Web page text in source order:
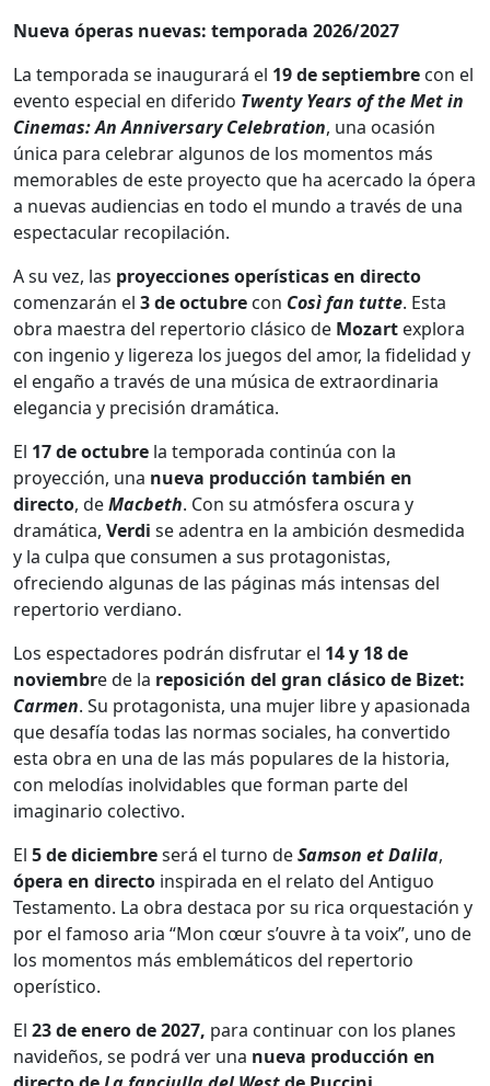
Nueva óperas nuevas: temporada 2026/2027
La temporada se inaugurará el 19 de septiembre con el
evento especial en diferido Twenty Years of the Met in
Cinemas: An Anniversary Celebration, una ocasión
única para celebrar algunos de los momentos más
memorables de este proyecto que ha acercado la ópera
a nuevas audiencias en todo el mundo a través de una
espectacular recopilación.
A su vez, las proyecciones operísticas en directo
comenzarán el 3 de octubre con Così fan tutte. Esta
obra maestra del repertorio clásico de Mozart explora
con ingenio y ligereza los juegos del amor, la fidelidad y
el engaño a través de una música de extraordinaria
elegancia y precisión dramática.
El 17 de octubre la temporada continúa con la
proyección, una nueva producción también en
directo, deMacbeth. Con su atmósfera oscura y
dramática, Verdi se adentra en la ambición desmedida
y la culpa que consumen a sus protagonistas,
ofreciendo algunas de las páginas más intensas del
repertorio verdiano.
Los espectadores podrán disfrutar el 14 y 18 de
noviembre de la reposición del gran clásico de Bizet:
Carmen. Su protagonista, una mujer libre y apasionada
que desafía todas las normas sociales, ha convertido
esta obra en una de las más populares de la historia,
con melodías inolvidables que forman parte del
imaginario colectivo.
El 5 de diciembreserá el turno deSamson et Dalila,
ópera en directo inspirada en el relato del Antiguo
Testamento. La obra destaca por su rica orquestación y
por el famoso aria “Mon cœur s’ouvre à ta voix”, uno de
los momentos más emblemáticos del repertorio
operístico.
El 23 de enero de 2027, para continuar con los planes
navideños, se podrá ver una nueva producción en